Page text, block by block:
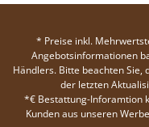
* Preise inkl.
Angebotsinformationen
Händlers. Bitte beachten Sie,
der letzten
*€ Bestattung-Inforamtion
Kunden aus unseren